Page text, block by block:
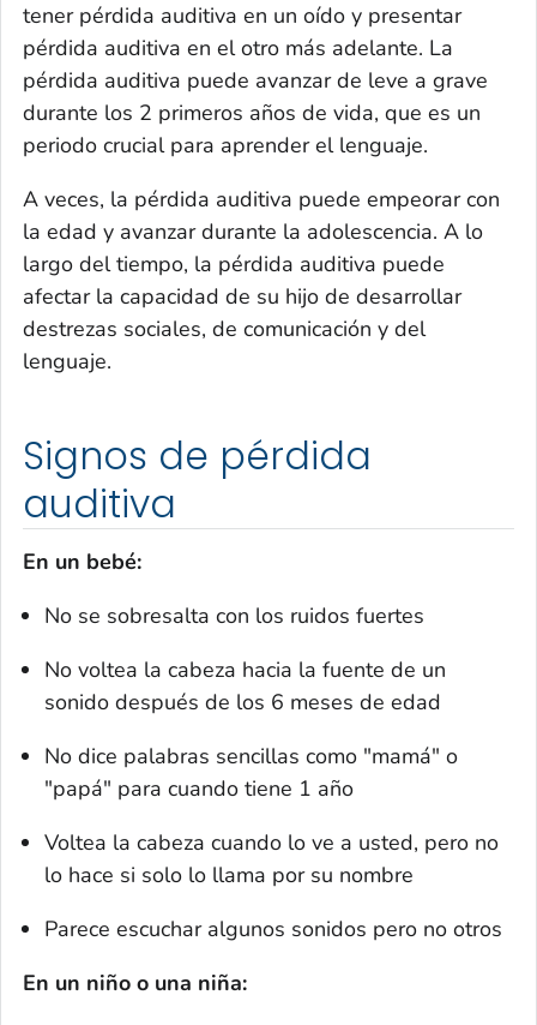
tener pérdida auditiva en un oído y presentar
pérdida auditiva en el otro más adelante. La
pérdida auditiva puede avanzar de leve a grave
durante los 2 primeros años de vida, que es un
periodo crucial para aprender el lenguaje.
A veces, la pérdida auditiva puede empeorar con
la edad y avanzar durante la adolescencia. A lo
largo del tiempo, la pérdida auditiva puede
afectar la capacidad de su hijo de desarrollar
destrezas sociales, de comunicación y del
lenguaje.
Signos de pérdida
auditiva
En un bebé:
No se sobresalta con los ruidos fuertes
No voltea la cabeza hacia la fuente de un
sonido después de los 6 meses de edad
No dice palabras sencillas como "mamá" o
"papá" para cuando tiene 1 año
Voltea la cabeza cuando lo ve a usted, pero no
lo hace si solo lo llama por su nombre
Parece escuchar algunos sonidos pero no otros
En un niño o una niña: